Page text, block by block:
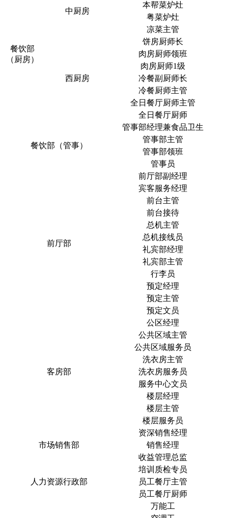
餐饮部
（厨房）
中厨房
本帮菜炉灶
粤菜炉灶
凉菜主管
西厨房
饼房厨师长
肉房厨师领班
肉房厨师1级
冷餐副厨师长
冷餐厨师主管
全日餐厅厨师主管
全日餐厅厨师
餐饮部（管事）
管事部经理兼食品卫生
管事部主管
管事部领班
管事员
前厅部
前厅部副经理
宾客服务经理
前台主管
前台接待
总机主管
总机接线员
礼宾部经理
礼宾部主管
行李员
预定经理
预定主管
预定文员
客房部
公区经理
公共区域主管
公共区域服务员
洗衣房主管
洗衣房服务员
服务中心文员
楼层经理
楼层主管
楼层服务员
市场销售部
资深销售经理
销售经理
收益管理总监
人力资源行政部
培训质检专员
员工餐厅主管
员工餐厅厨师
万能工